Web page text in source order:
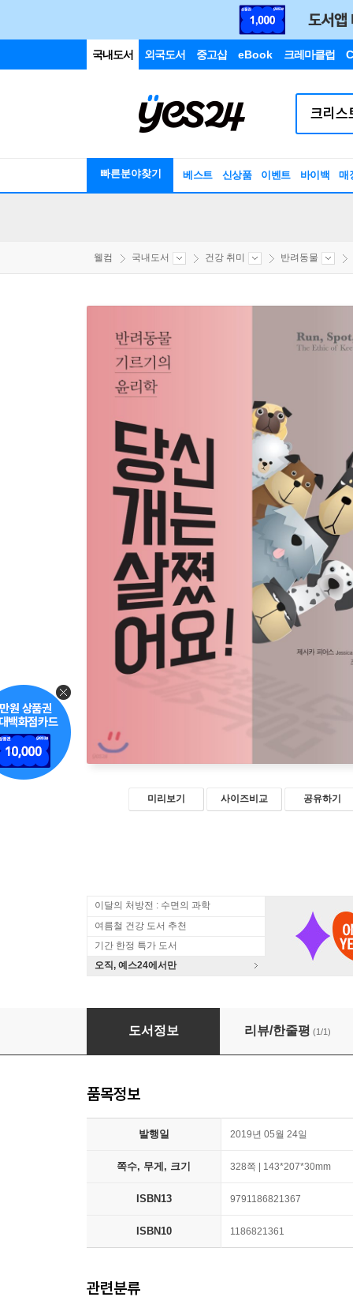
국내도서 외국도서 중고샵 eBook 크레마클럽
빠른분야찾기 베스트 신상품 이벤트 바이백 매
웰컴 국내도서 건강 취미 반려동물
미리보기 사이즈비교 공유하기
이달의 처방전 : 수면의 과학
여름철 건강 도서 추천
기간 한정 특가 도서
오직, 예스24에서만
당신 개는 살쪘어요!
도서정보 리뷰/한줄평 (1/1)
품목정보
발행일 2019년 05월 24일
쪽수, 무게, 크기 328쪽 | 143*207*30mm
ISBN13 9791186821367
ISBN10 1186821361
관련분류